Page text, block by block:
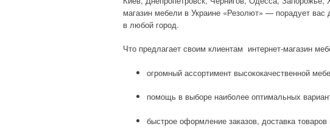
магазин мебели в Украине «Резолют» — порадует
в любой город.
Что предлагает своим клиентам интернет-магазин
огромный ассортимент высококачественной
помощь в выборе наиболее оптимальных
быстрое оформление заказов, доставка